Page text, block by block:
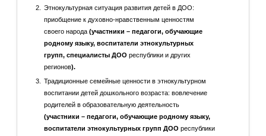
и бурятского языков и литератур. Подводя итоги
межрегионального семинара, педагогами отмечено, что
учителя Бурятии, Забайкальского края и Калмыкии
представили конкретные, детально проработанные
системные практики.
Цель семинара: ознакомление педагогов с практико-
ориентированным подходом в обучении игре на домбре,
направленным на создание условий для эффективной
системы дополнительного образования.
В ходе семинара педагоги обсудили важности практики
в процессе обучения игре на калмыцкой домбре, способы
поддержания интереса учащихся к обучению и развития их
любви к музыке, роль мотивации в успешном обучении и
достижении высоких результатов.
Этнокультурная ситуация развития детей в ДОО:
приобщение к духовно-нравственным ценностям
своего народа(участники – педагоги, обучающие
родному языку, воспитатели этнокультурных
групп, специалисты ДОО республики и других
регионов).
Традиционные семейные ценности в этнокультурном
воспитании детей дошкольного возраста: вовлечение
родителей в образовательную деятельность
(участники – педагоги, обучающие родному языку,
воспитатели этнокультурных групп ДООреспублики